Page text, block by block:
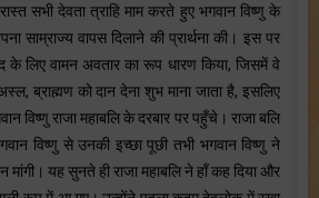
सभी देवता त्राहि माम करते हुए भगवान विष्णु के
साम्राज्य वापस दिलाने की प्रार्थना की। इस पर
के लिए वामन अवतार का रूप धारण किया, जिसमें वे
ब्राह्मण को दान देना शुभ माना जाता है, इसलिए
विष्णु राजा महाबलि के दरबार पर पहुँचे। राजा बलि
विष्णु से उनकी इच्छा पूछी तभी भगवान विष्णु ने
यह सुनते ही राजा महाबलि ने हाँ कह दिया और